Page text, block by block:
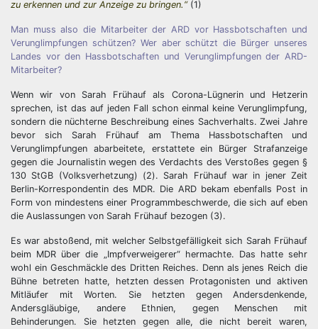
zu erkennen und zur Anzeige zu bringen.“(1)
Man muss also die Mitarbeiter der ARD vor Hassbotschaften und
Verunglimpfungen schützen? Wer aber schützt die Bürger unseres
Landes vor den Hassbotschaften und Verunglimpfungen der ARD-
Mitarbeiter?
Wenn wir von Sarah Frühauf als Corona-Lügnerin und Hetzerin
sprechen, ist das auf jeden Fall schon einmal keine Verunglimpfung,
sondern die nüchterne Beschreibung eines Sachverhalts. Zwei Jahre
bevor sich Sarah Frühauf am Thema Hassbotschaften und
Verunglimpfungen abarbeitete, erstattete ein Bürger Strafanzeige
gegen die Journalistin wegen des Verdachts des Verstoßes gegen §
130 StGB (Volksverhetzung) (2). Sarah Frühauf war in jener Zeit
Berlin-Korrespondentin des MDR. Die ARD bekam ebenfalls Post in
Form von mindestens einer Programmbeschwerde, die sich auf eben
die Auslassungen von Sarah Frühauf bezogen (3).
Es war abstoßend, mit welcher Selbstgefälligkeit sich Sarah Frühauf
beim MDR über die „Impfverweigerer“ hermachte. Das hatte sehr
wohl ein Geschmäckle des Dritten Reiches. Denn als jenes Reich die
Bühne betreten hatte, hetzten dessen Protagonisten und aktiven
Mitläufer mit Worten. Sie hetzten gegen Andersdenkende,
Andersgläubige, andere Ethnien, gegen Menschen mit
Behinderungen. Sie hetzten gegen alle, die nicht bereit waren,